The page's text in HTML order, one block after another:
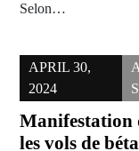
Selon…
APRIL 30,
2024
Manifestation
les vols de